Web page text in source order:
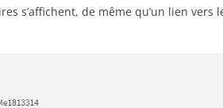
s’affichent, de même qu’un lien vers